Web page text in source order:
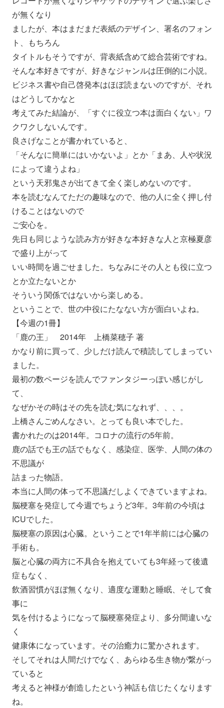
が無くなり
ましたが、本はまだまだ表紙のデザイン、署名のフォン
ト、
もちろん
タイトルもそうですが、背表紙含めて総合芸術ですね。
そんな本好きですが、好きなジャンルは圧倒的に小説。
ビジネス書や自己啓発本はほぼ読まないのですが、 それ
はどうしてかなと
考えてみた結論が、「すぐに役立つ本は面白くない」 ワ
クワクしないんです。
良さげなことが書かれていると、
「そんなに簡単にはいかないよ」とか「まあ、
人や状況
によって違うよね」
という天邪鬼さが出てきて全く楽しめないのです。
本を読むなんてただの趣味なので、 他の人に全く押し付
けることはないので
ご安心を。
先日も同じような読み方が好きな本好きな人と京極夏彦
で盛り上がって
いい時間を過ごせました。 ちなみにその人とも役に立つ
とか立たないとか
そういう関係ではないから楽しめる。
ということで、世の中役にたなない方が面白いよね。
【今週の1冊】
「鹿の王」 2014年 上橋菜穂子 著
かなり前に買って、少しだけ読んで積読してしまってい
ました。
最初の数ページを読んでファンタジーっぽい感じがし
て、
なぜかその時はその先を読む気になれず、、、。
上橋さんごめんなさい。とっても良い本でした。
書かれたのは2014年。コロナの流行の5年前。
鹿の話でも王の話でもなく、感染症、医学、人間の体の
不思議が
詰まった物語。
本当に人間の体って不思議だしよくできていますよね。
脳梗塞を発症して今週でちょうど3年。 3年前の今頃は
ICUでした。
脳梗塞の原因は心臓。ということで1年半前には心臓の
手術も。
脳と心臓の両方に不具合を抱えていても3年経って後遺
症もなく、
飲酒習慣がほぼ無くなり、適度な運動と睡眠、そして食
事に
気を付けるようになって脳梗塞発症より、多分間違いな
く
健康体になっています。その治癒力に驚かされます。
そしてそれは人間だけでなく、あらゆる生き物が繋がっ
ていると
考えると神様が創造したという神話も信じたくなります
ね。